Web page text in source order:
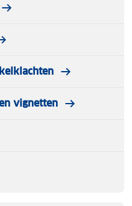
vignetten